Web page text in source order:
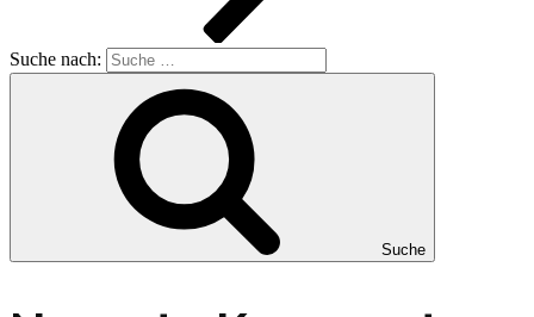
Suche nach:
Suche